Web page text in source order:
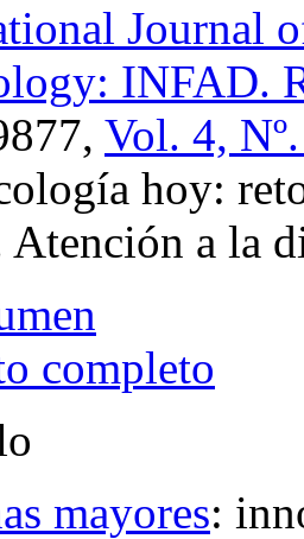
Journal
INFAD.
Vol. 4,
hoy:
Atención a la
completo
mayores: